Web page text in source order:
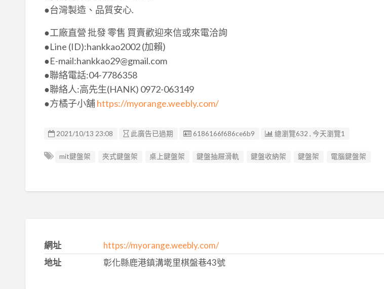
●台灣製造、品質安心.
●工廠直營 批發 零售 買賣歡迎來信或來電洽詢
●Line (ID):hankkao2002 (加賴)
●E-mail:hankkao29@gmail.com
●聯絡電話:04-7786358
●聯絡人:高先生(HANK) 0972-063149
●方橘子小舖https://myorange.weebly.com/
2021/10/13 23:08 此廣告已過期 廣告编號
6186166f686ce6b9 總瀏覽632 , 今天瀏覽1
mit鍵盤架 夾式鍵盤架 桌上鍵盤架 鍵盤抽屜滑軌 鍵盤收納架 鍵盤架 電腦鍵盤架
網址
https://myorange.weebly.com/
地址
彰化縣鹿港鎮溝墘里棋盤巷43號